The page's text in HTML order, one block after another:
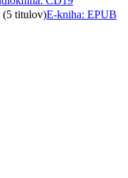
titulov)E-kniha: EPUB